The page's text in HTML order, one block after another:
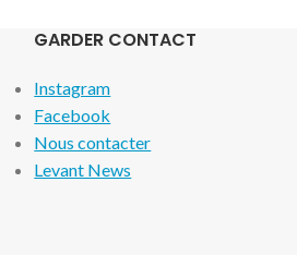
GARDER CONTACT
Instagram
Facebook
Nous contacter
Levant News